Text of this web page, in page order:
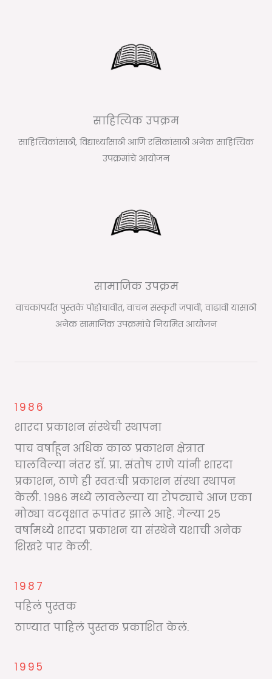
साहित्यिक उपक्रम
साहित्यिकांसाठी, विद्यार्थ्यांसाठी आणि रसिकांसाठी अनेक साहित्यिक
उपक्रमांचे आयोजन
सामाजिक उपक्रम
वाचकांपर्यंत पुस्तके पोहोचावीत, वाचन संस्कृती जपावी, वाढावी यासाठी
अनेक सामाजिक उपक्रमांचे नियमित आयोजन
1986
शारदा प्रकाशन संस्थेची स्थापना
पाच वर्षांहून अधिक काळ प्रकाशन क्षेत्रात
घालविल्या नंतर डॉ. प्रा. संतोष राणे यांनी शारदा
प्रकाशन, ठाणे ही स्वतःची प्रकाशन संस्था स्थापन
केली. १९८६ मध्ये लावलेल्या या रोपट्याचे आज एका
मोठ्या वटवृक्षात रूपांतर झाले आहे. गेल्या २५
वर्षांमध्ये शारदा प्रकाशन या संस्थेने यशाची अनेक
शिखरे पार केली.
1987
पहिलं पुस्तक
ठाण्यात पाहिलं पुस्तक प्रकाशित केलं.
1995